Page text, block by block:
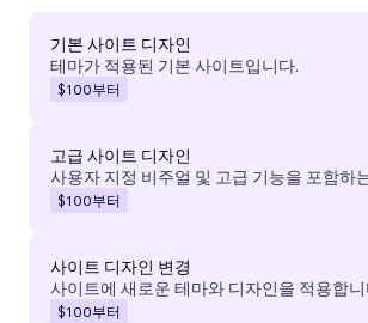
기본 사이트 디자인
테마가 적용된 기본 사이트입니다.
$100부터
고급 사이트 디자인
사용자 지정 비주얼 및 고급 기능을 포함하
$100부터
사이트 디자인 변경
사이트에 새로운 테마와 디자인을 적용합니
$100부터